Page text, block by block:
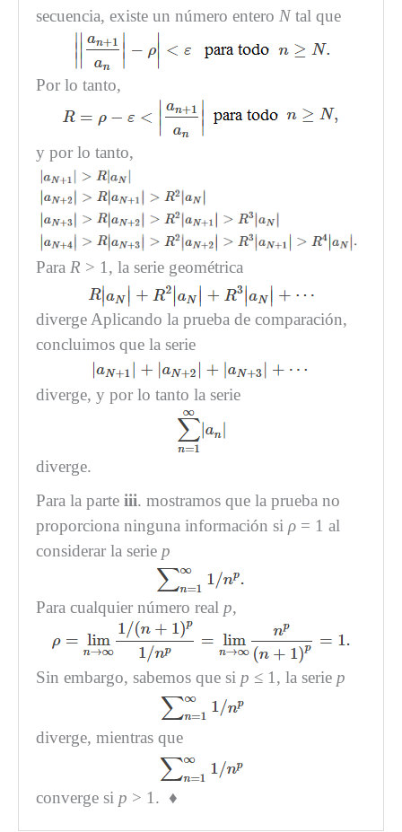
secuencia, existe un número enteroNtal que
Por lo tanto,
y por lo tanto,
ParaR > 1, la serie geométrica
diverge Aplicando la prueba de comparación,
concluimos que la serie
diverge, y por lo tanto la serie
diverge.
Para la parteiii. mostramos que la prueba no
proporciona ninguna información siρ = 1 al
considerar la serie p
Para cualquier número real p,
Sin embargo, sabemos que si p ≤ 1, la serie p
diverge, mientras que
converge si p > 1. ♦